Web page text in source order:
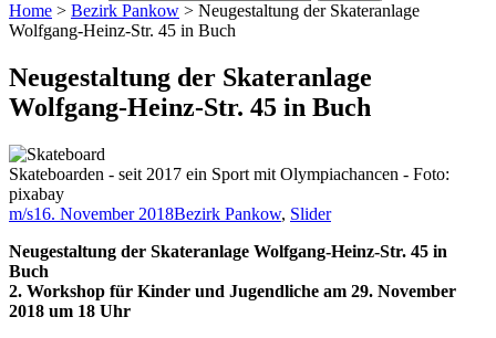
Home > Bezirk Pankow > Neugestaltung der Skateranlage
Wolfgang-Heinz-Str. 45 in Buch
Neugestaltung der Skateranlage
Wolfgang-Heinz-Str. 45 in Buch
Skateboarden - seit 2017 ein Sport mit Olympiachancen - Foto:
pixabay
m/s16. November 2018Bezirk Pankow, Slider
Neugestaltung der Skateranlage Wolfgang-Heinz-Str. 45 in
Buch
2. Workshop für Kinder und Jugendliche am 29. November
2018 um 18 Uhr